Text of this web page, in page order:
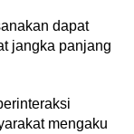
dapat
jangka panjang
mengaku